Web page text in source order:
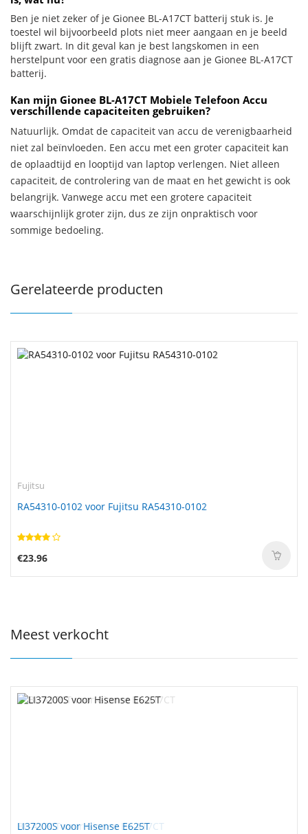
Ben je niet zeker of je Gionee BL-A17CT batterij stuk is. Je
toestel wil bijvoorbeeld plots niet meer aangaan en je beeld
blijft zwart. In dit geval kan je best langskomen in een
herstelpunt voor een gratis diagnose aan je Gionee BL-A17CT
batterij.
Kan mijn Gionee BL-A17CT Mobiele Telefoon Accu
verschillende capaciteiten gebruiken?
Natuurlijk. Omdat de capaciteit van accu de verenigbaarheid
niet zal beïnvloeden. Een accu met een groter capaciteit kan
de oplaadtijd en looptijd van laptop verlengen. Niet alleen
capaciteit, de controlering van de maat en het gewicht is ook
belangrijk. Vanwege accu met een grotere capaciteit
waarschijnlijk groter zijn, dus ze zijn onpraktisch voor
sommige bedoeling.
Gerelateerde producten
Fujitsu
RA54310-0102 voor Fujitsu RA54310-0102
€23.96
Meest verkocht
LI37200S voor Hisense E625T